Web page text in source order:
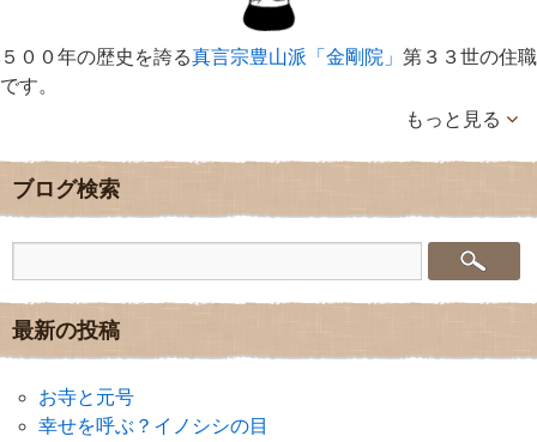
５００年の歴史を誇る真言宗豊山派「金剛院」 第３３世の住職
です。
もっと見る
ブログ検索
最新の投稿
お寺と元号
幸せを呼ぶ？イノシシの目